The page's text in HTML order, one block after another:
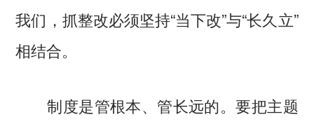
我们，抓整改必须坚持“当下改”与“长久立”
相结合。
制度是管根本、管长远的。要把主题